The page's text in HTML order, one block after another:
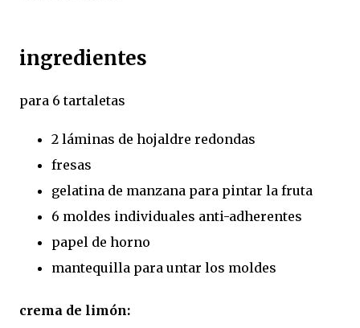
ingredientes
para 6 tartaletas
2 láminas de hojaldre redondas
fresas
gelatina de manzana para pintar la fruta
6 moldes individuales anti-adherentes
papel de horno
mantequilla para untar los moldes
crema de limón: